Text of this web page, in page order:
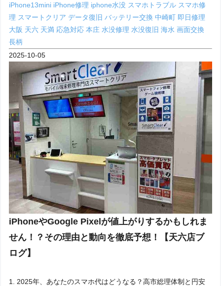
iPhone13mini iPhone修理 iphone水没 スマホトラブル スマホ修
理 スマートクリアデータ復旧バッテリー交換中崎町 即日修理
大阪 天六 天満 応急対応本庄 水没修理 水没復旧海水画面交換
長柄
2025-10-05
iPhoneやGoogle Pixelが値上がりするかもしれま
せん！？その理由と動向を徹底予想！【天六店ブ
ログ】
1. 2025年、あなたのスマホ代はどうなる？高市総理体制と円安